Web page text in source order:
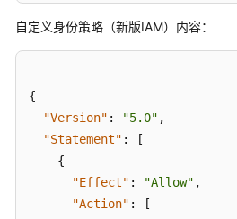
过
IAM
环
自定义身份策略（新版IAM）内容：
{
"Version" : "5.0" ,
"Statement" :
[
{
"Effect" : "Allow" ,
"Action" :
[